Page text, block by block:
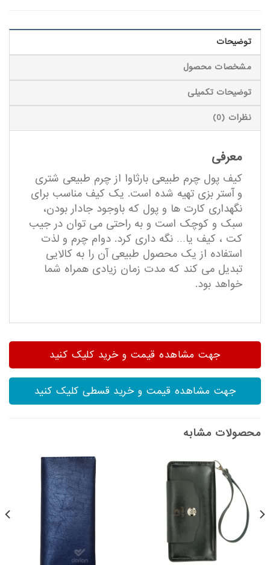
توضیحات
مشخصات محصول
توضیحات تکمیلی
نظرات (0)
معرفی
کیف پول چرم طبیعی بارثاوا از چرم طبیعی شتری
و آستر بزی تهیه شده است. یک کیف مناسب برای
نگهداری کارت ها و پول که باوجود جادار بودن،
سبک و کوچک است و به راحتی می توان در جیب
کت ، کیف یا… نگه داری کرد. دوام چرم و لذت
استفاده از یک محصول طبیعی آن را به کالایی
تبدیل می کند که مدت زمان زیادی همراه شما
خواهد بود.
جهت مشاهده قیمت و خرید کلیک کنید
جهت مشاهده قیمت و خرید قسطی کلیک کنید
محصولات مشابه